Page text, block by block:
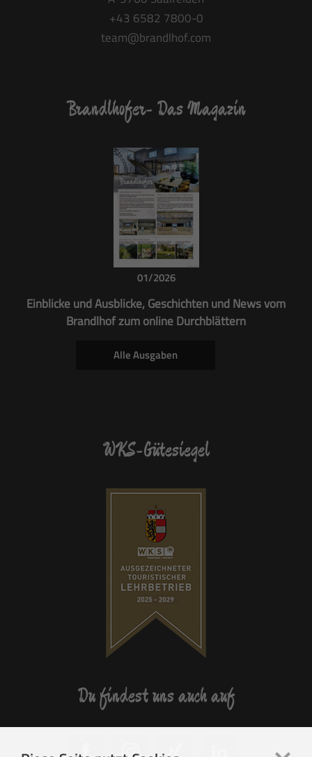
Brandlhofer- Das Magazin
01/2026
Einblicke und Ausblicke, Geschichten und News vom
Brandlhof zum online Durchblättern
Alle Ausgaben
WKS-Gütesiegel
Du findest uns auch auf
+43 6582 7800-0
team@brandlhof.com